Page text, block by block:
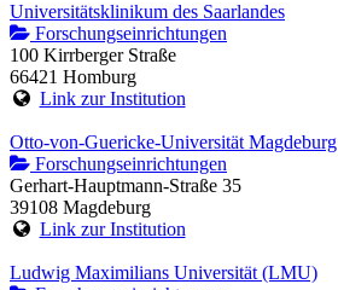
Universitätsklinikum des Saarlandes
Forschungseinrichtungen
100 Kirrberger Straße
66421 Homburg
Link zur Institution
Otto-von-Guericke-Universität Magdeburg
Forschungseinrichtungen
Gerhart-Hauptmann-Straße 35
39108 Magdeburg
Link zur Institution
Ludwig Maximilians Universität (LMU)